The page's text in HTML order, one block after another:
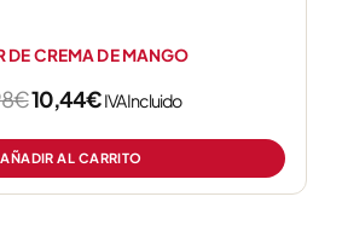
DE CREMA DE MANGO
€10,44€IVA Incluido
AÑADIR AL CARRITO